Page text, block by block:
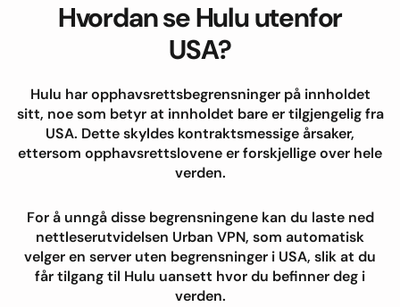
Hvordan se Hulu utenfor
USA?
Hulu har opphavsrettsbegrensninger på innholdet
sitt, noe som betyr at innholdet bare er tilgjengelig fra
USA. Dette skyldes kontraktsmessige årsaker,
ettersom opphavsrettslovene er forskjellige over hele
verden.
For å unngå disse begrensningene kan du laste ned
nettleserutvidelsen Urban VPN, som automatisk
velger en server uten begrensninger i USA, slik at du
får tilgang til Hulu uansett hvor du befinner deg i
verden.